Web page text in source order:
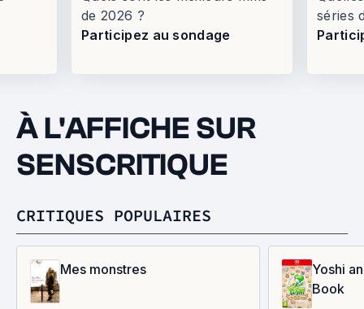
de 2026 ?
Participez au sondage
séries
À L'AFFICHE SUR
SENSCRITIQUE
CRITIQUES POPULAIRES
Mes monstres
Yoshi
Book